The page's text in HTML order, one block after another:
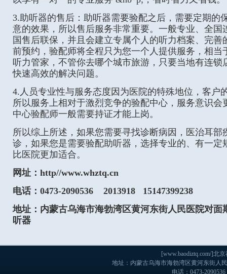
3.助听器的售后：助听器需要验配之后，需要定期的
意的效果，所以售后服务非常重要。一般专业、全国
国售后联保，并且会建立专属个人的听力档案、完善
前预约，验配师将全程只为您一个人提供服务，相当
听力管家，不管你去哪个城市旅游，只要当地有连锁
快速高效的解决问题。
4.人员专业性与服务态度因为医院的特殊地位，客户
所以服务上相对于激烈竞争的验配中心，服务意识会
中心验配师一般需要持证才能上岗。
所以综上所述，如果您需要寻找诊断病因，医治耳部
诊，如果您是需要验配助听器，选择专业的、有一定
比医院更加适合。
网址：http//www.whztq.cn
电话：0473-2090536 2013918 15147399238
地址：内蒙古乌海市海勃湾区黄河东街人民医院对面
听器
[www.baodiztq.com/]北
地址：内蒙古乌海市海勃湾区黄河东街人
电话：0473-